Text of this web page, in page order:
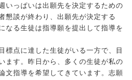
いっぱいは出願先を決定するための
懇談が終わり、出願先が決定する
なる生徒は指導願を提出して指導を
標点に達した生徒がいる一方で、目
ます。昨日から、多くの生徒が私の
文指導を希望してきています。志願